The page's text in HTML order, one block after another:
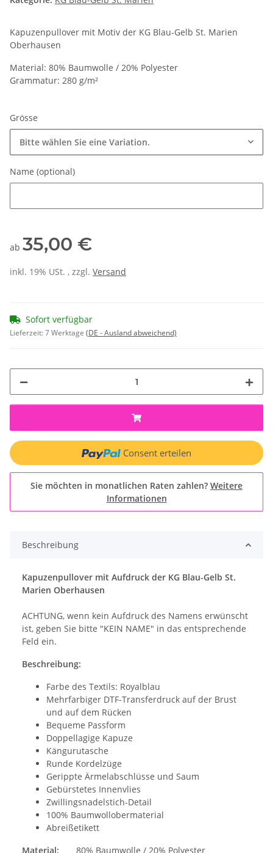
Kapuzenpullover mit Motiv der KG Blau-Gelb St. Marien
Oberhausen
Material: 80% Baumwolle / 20% Polyester
Grammatur: 280 g/m²
Grösse
Bitte wählen Sie eine Variation.
Name (optional)
ab 35,00 €
inkl. 19% USt. , zzgl. Versand
Sofort verfügbar
Lieferzeit:7 Werktage (DE - Ausland abweichend)
Consent erteilen
Sie möchten in monatlichen Raten zahlen? Weitere
Informationen
Beschreibung
Kapuzenpullover mit Aufdruck der KG Blau-Gelb St.
Marien Oberhausen
ACHTUNG, wenn kein Aufdruck des Namens erwünscht
ist, geben Sie bitte "KEIN NAME" in das entsprechende
Feld ein.
Beschreibung:
Farbe des Textils: Royalblau
Mehrfarbiger DTF-Transferdruck auf der Brust
und auf dem Rücken
Bequeme Passform
Doppellagige Kapuze
Kängurutasche
Runde Kordelzüge
Gerippte Ärmelabschlüsse und Saum
Gebürstetes Innenvlies
Zwillingsnadelstich-Detail
100% Baumwollobermaterial
Abreißetikett
Material:
80% Baumwolle / 20% Polyester